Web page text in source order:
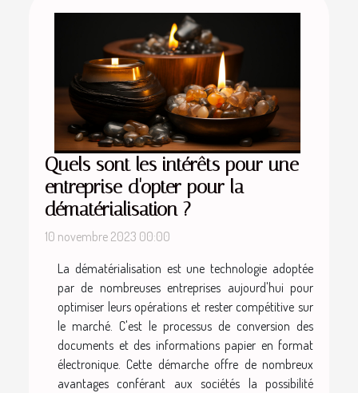
Quels sont les intérêts pour une
entreprise d'opter pour la
dématérialisation ?
10 novembre 2023 00:00
La dématérialisation est une technologie adoptée
par de nombreuses entreprises aujourd'hui pour
optimiser leurs opérations et rester compétitive sur
le marché. C'est le processus de conversion des
documents et des informations papier en format
électronique. Cette démarche offre de nombreux
avantages conférant aux sociétés la possibilité